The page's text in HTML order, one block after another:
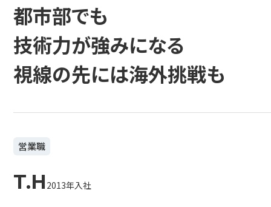
都市部でも
技術力が強みになる
視線の先には海外挑戦も
営業職
T.H 2013年入社